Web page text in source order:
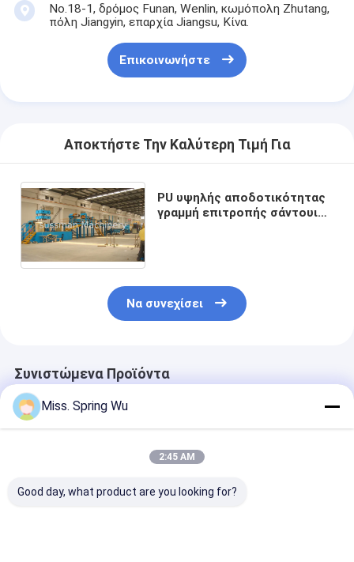
No.18-1, δρόμος Funan, Wenlin, κωμόπολη Zhutang,
πόλη Jiangyin, επαρχία Jiangsu, Κίνα.
Επικοινωνήστε
Αποκτήστε Την Καλύτερη Τιμή Για
PU υψηλής αποδοτικότητας
γραμμή επιτροπής σάντουιτς
Να συνεχίσει
Συνιστώμενα Προϊόντα
Miss. Spring Wu
2:45 AM
Good day, what product are you looking for?